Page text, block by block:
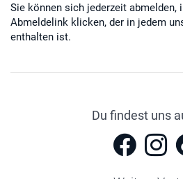
Sie können sich jederzeit abmelden,
Abmeldelink klicken, der in jedem
enthalten ist.
Du findest uns